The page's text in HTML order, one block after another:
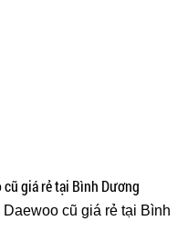
cũ giá rẻ tại Bình Dương
cũ giá rẻ tại Bình